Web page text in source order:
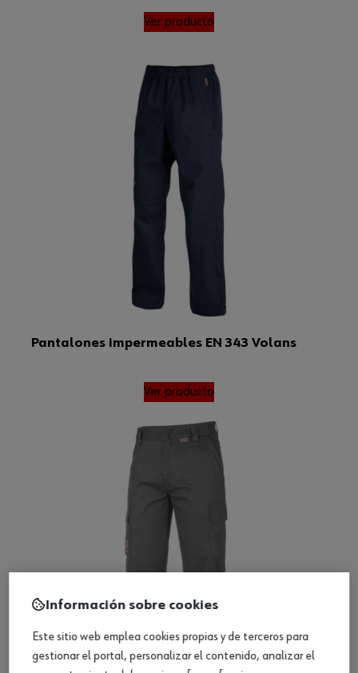
Ver producto
Pantalones impermeables EN 343 Volans
Ver producto
Información sobre cookies
Este sitio web emplea cookies propias y de terceros para
gestionar el portal, personalizar el contenido, analizar el